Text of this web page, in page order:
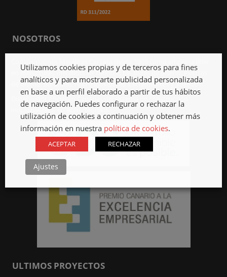
NOSOTROS
en estructuras metálicas en Tenerife, Escaleras de diseño, Puertas
de diseño, Barandas, Acero inoxidable, Cerramientos y Vallados.
Distribuidor oficial en Canarias del sistema de construcción
industrializado en acero Modiko.
ULTIMOS PROYECTOS
Utilizamos cookies propias y de terceros para fines
analíticos y para mostrarte publicidad personalizada
en base a un perfil elaborado a partir de tus hábitos
de navegación. Puedes configurar o rechazar la
utilización de cookies a continuación y obtener más
información en nuestra política de cookies.
ACEPTAR RECHAZAR
Ajustes